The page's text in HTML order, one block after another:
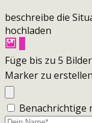
beschreibe die
hochladen
Füge bis zu 5
Marker zu
Benachrichtige